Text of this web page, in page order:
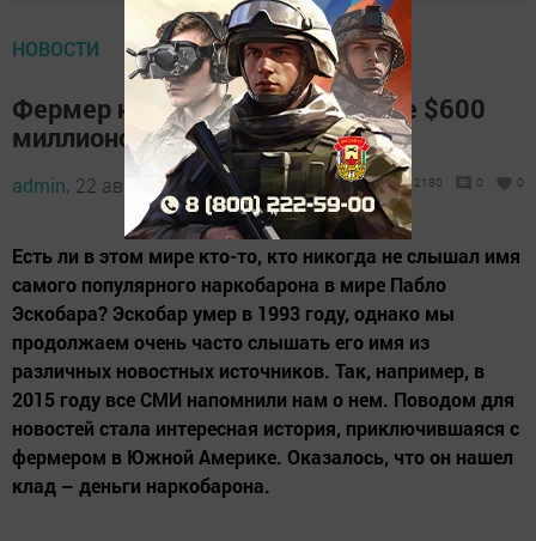
НОВОСТИ
Фермер нашел у себя на участке $600
миллионов. Чьи же это деньги?
admin, 22 августа 2019 - 08:33 2180 0 0
Есть ли в этом мире кто-то, кто никогда не слышал имя
самого популярного наркобарона в мире Пабло
Эскобара? Эскобар умер в 1993 году, однако мы
продолжаем очень часто слышать его имя из
различных новостных источников. Так, например, в
2015 году все СМИ напомнили нам о нем. Поводом для
новостей стала интересная история, приключившаяся с
фермером в Южной Америке. Оказалось, что он нашел
клад – деньги наркобарона.